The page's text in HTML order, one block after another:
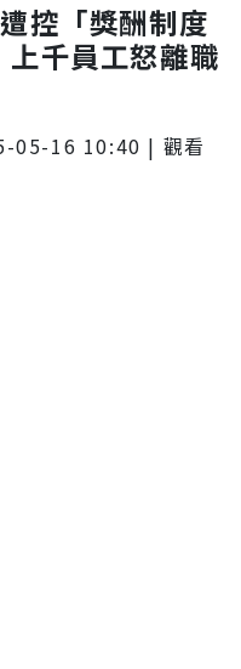
控「獎酬制度
千員工怒離職
05-16 10:40 | 觀看